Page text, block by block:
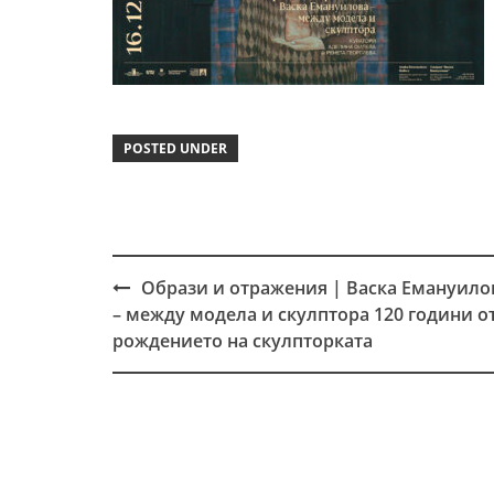
POSTED UNDER
Post
navigation
Образи и отражения | Васка
– между модела и скулптора 120 години
рождението на скулпторката